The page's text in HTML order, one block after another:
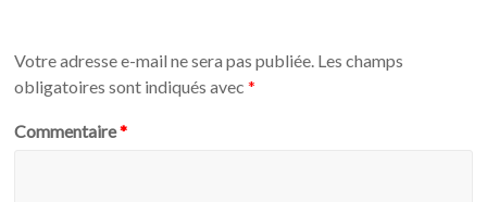
Votre adresse e-mail ne sera pas publiée. Les champs
obligatoires sont indiqués avec*
Commentaire*